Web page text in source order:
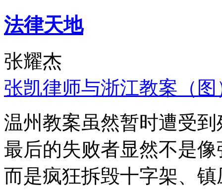
法律天地
张耀杰
张凯律师与浙江教案（图
温州教案虽然暂时遭受
最后的失败者显然不是
而是疯狂拆毁十字架、